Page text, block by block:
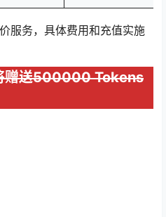
服务，具体费用和充值实施
赠送500000 Tokens